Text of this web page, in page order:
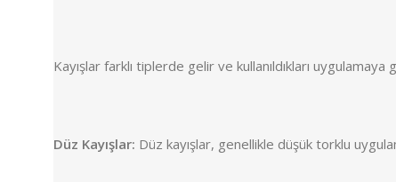
Kayışlar farklı tiplerde gelir ve kullanıldıkları
Düz Kayışlar: Düz kayışlar, genellikle düşük torklu